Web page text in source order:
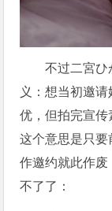
不过二宮ひ
义：想当初邀
优，但拍完宣
这个意思是只
作邀约就此作
不了了：